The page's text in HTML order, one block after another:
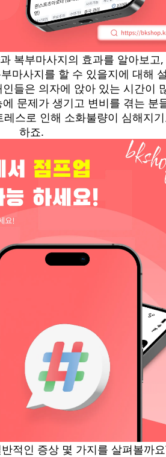
복부마사지의 효과를 알아보고,
마사지를 할 수 있을지에 대해
들은 의자에 앉아 있는 시간이
문제가 생기고 변비를 겪는 분
스로 인해 소화불량이 심해지
하죠.
적인 증상 몇 가지를 살펴볼까